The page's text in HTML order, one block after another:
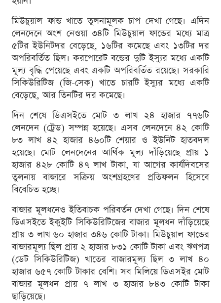
মিউচুয়াল ফান্ড খাতে তুলনামূলক চাপ দেখা গেছে। এদিন
লেনদেনে অংশ নেওয়া ৩৪টি মিউচুয়াল ফান্ডের মধ্যে মাত্র
৫টির ইউনিটদর বেড়েছে, ১৬টির কমেছে এবং ১৩টির দর
অপরিবর্তিত ছিল। করপোরেট বন্ডের দুটি ইস্যুর মধ্যে একটি
মূল্য বৃদ্ধি পেয়েছে এবং একটি অপরিবর্তিত রয়েছে। সরকারি
সিকিউরিটিজ (জি-সেক) খাতে চারটি ইস্যুর মধ্যে একটি
বেড়েছে, আর তিনটির দর কমেছে।
দিন শেষে ডিএসইতে মোট ৩ লাখ ২৪ হাজার ৭৭৬টি
লেনদেন (ট্রেড) সম্পন্ন হয়েছে। এসব লেনদেনে ৪২ কোটি
৮৩ লাখ ৪২ হাজার ৪৬০টি শেয়ার ও ইউনিট হাতবদল
হয়েছে। মোট লেনদেনের আর্থিক মূল্য দাঁড়িয়েছে প্রায় ১
হাজার ৪২৮ কোটি ৪৭ লাখ টাকা, যা আগের কার্যদিবসের
তুলনায় বাজারে সক্রিয় অংশগ্রহণের প্রতিফলন হিসেবে
বিবেচিত হচ্ছে।
বাজার মূলধনেও ইতিবাচক পরিবর্তন দেখা গেছে। দিন শেষে
ডিএসইতে ইকুইটি সিকিউরিটিজের বাজার মূলধন দাঁড়িয়েছে
প্রায় ৩ লাখ ৬০ হাজার ৩৪৬ কোটি টাকা। মিউচুয়াল ফান্ডের
বাজারমূল্য ছিল প্রায় ২ হাজার ৮৩১ কোটি টাকা এবং ঋণপত্র
(ডেট সিকিউরিটিজ) খাতের বাজারমূল্য ছিল ৩ লাখ ৪০
হাজার ৬৫৭ কোটি টাকার বেশি। সব মিলিয়ে ডিএসইর মোট
বাজার মূলধন প্রায় ৭ লাখ ৩ হাজার ৮৪৩ কোটি টাকা
ছাড়িয়েছে।